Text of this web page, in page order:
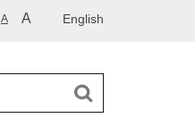
English
A A